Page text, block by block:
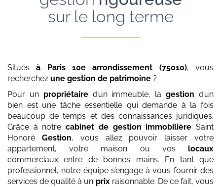
sur le long terme
Situésà Paris 10e arrondissement (75010), vous
recherchez une gestion de patrimoine ?
Pour un propriétaired’un immeuble, lagestion d’un
bien est une tâche essentielle qui demande à la fois
beaucoup de temps et des connaissances juridiques.
Grâce à notrecabinet de gestion immobilière Saint
Honoré Gestion, vous allez pouvoir laisser votre
appartement, votre maison ou vos locaux
commerciaux entre de bonnes mains. En tant que
professionnel, notre équipe s’engage à vous fournir des
services de qualité à un prixraisonnable. De ce fait, vous